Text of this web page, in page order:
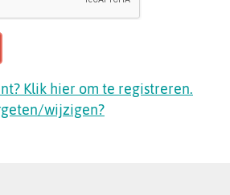
Klik hier om te registreren.
wijzigen?